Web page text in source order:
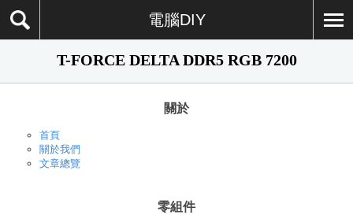
電腦DIY
T-FORCE DELTA DDR5 RGB 7200
關於
首頁
關於我們
文章總覽
零組件